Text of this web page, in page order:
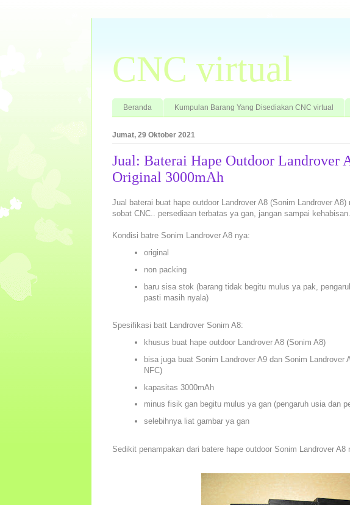
CNC virtual
Beranda Kumpulan Barang Yang Disediakan CNC virtual
Jumat, 29 Oktober 2021
Jual: Baterai Hape Outdoor Landrover
Original 3000mAh
Jual baterai buat hape outdoor Landrover A8 (Sonim Landrover A8)
sobat CNC.. persediaan terbatas ya gan, jangan sampai
Kondisi batre Sonim Landrover A8 nya:
original
non packing
baru sisa stok (barang tidak begitu mulus ya pak,
pasti masih nyala)
Spesifikasi batt Landrover Sonim A8:
khusus buat hape outdoor Landrover A8 (Sonim A8)
bisa juga buat Sonim Landrover A9 dan Sonim Landrover
NFC)
kapasitas 3000mAh
minus fisik gan begitu mulus ya gan (pengaruh usia dan
selebihnya liat gambar ya gan
Sedikit penampakan dari batere hape outdoor Sonim Landrover A8